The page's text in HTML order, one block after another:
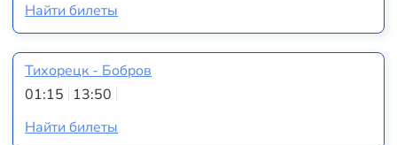
Найти билеты
Тихорецк - Бобров
01:15 13:50
Найти билеты